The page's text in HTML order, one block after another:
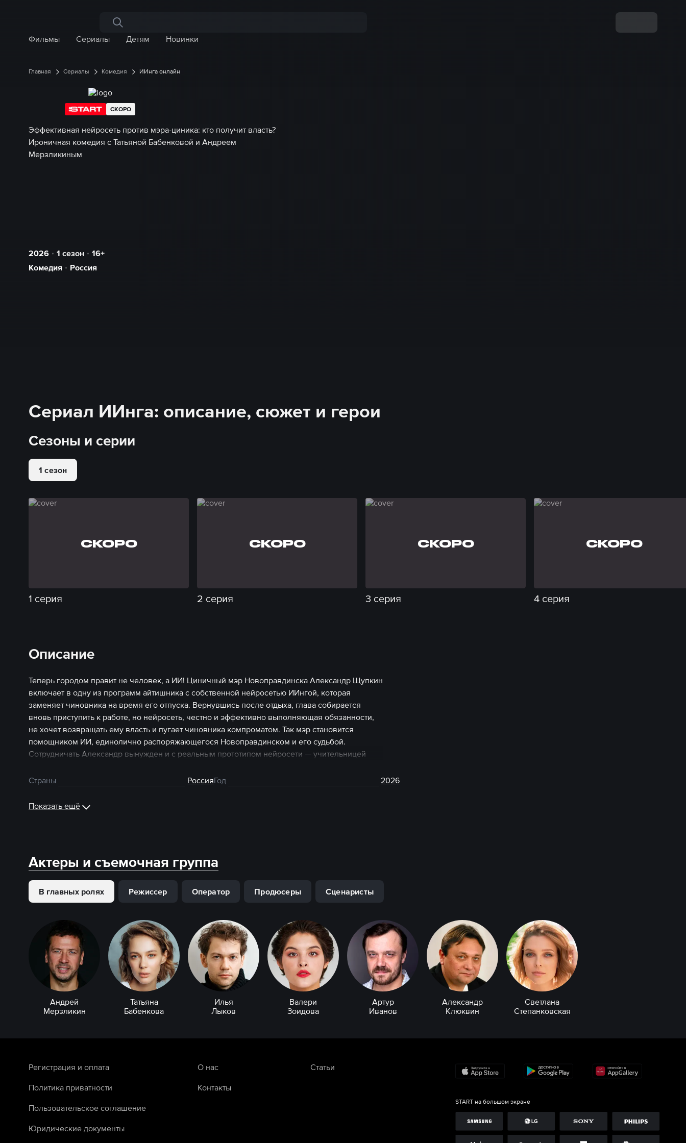
Поиск по сайту
Фильмы
Сериалы Детям Новинки
Главная Сериалы Комедия ИИнга онлайн
СКОРО
Эффективная нейросеть против мэра-циника: кто получит власть?
Ироничная комедия с Татьяной Бабенковой и Андреем
Мерзликиным
2026 1 сезон
16+
Комедия
Россия
Сериал ИИнга: описание, сюжет и герои
Сезоны и серии
1 сезон
СКОРО
1 серия
СКОРО
2 серия
СКОРО
3 серия
СКОРО
4 серия
Описание
Теперь городом правит не человек, а ИИ! Циничный мэр Новоправдинска Александр Щупкин
включает в одну из программ айтишника с собственной нейросетью ИИнгой, которая
заменяет чиновника на время его отпуска. Вернувшись после отдыха, глава собирается
вновь приступить к работе, но нейросеть, честно и эффективно выполняющая обязанности,
не хочет возвращать ему власть и пугает чиновника компроматом. Так мэр становится
помощником ИИ, единолично распоряжающегося Новоправдинском и его судьбой.
Сотрудничать Александр вынужден и с реальным прототипом нейросети — учительницей
Сериал «ИИнга» можно смотреть онлайн на START уже скоро.
Страны РоссияГод 2026
Показать ещё
Актеры и съемочная группа
В главных ролях Режиссер Оператор Продюсеры Сценаристы
Андрей
Мерзликин
Татьяна
Бабенкова
Илья
Лыков
Валери
Зоидова
Артур
Иванов
Александр
Клюквин
Светлана
Степанковская
Регистрация и оплата
Политика приватности
Пользовательское соглашение
Юридические документы
О нас
Контакты
Статьи
START на большом экране